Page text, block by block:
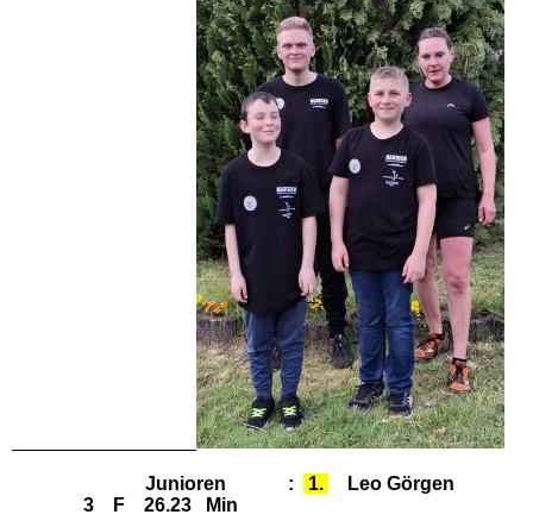
Junioren : 1.
Leo Görgen
3 F 26.23 Min